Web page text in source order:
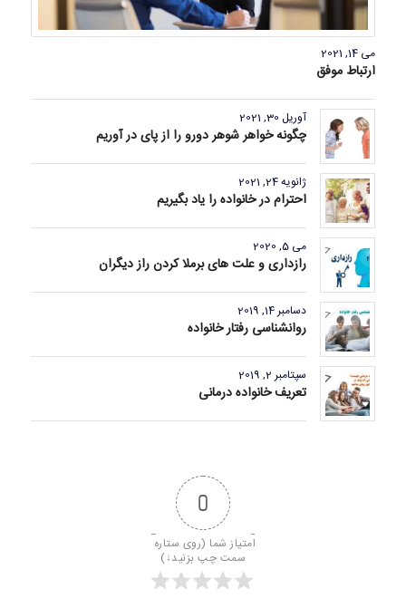
می 14, 2021
ارتباط موفق
آوریل 30, 2021
چگونه خواهر شوهر دورو را از پای در آوریم
ژانویه 24, 2021
احترام در خانواده را یاد بگیریم
می 5, 2020
رازداری و علت های برملا کردن راز دیگران
دسامبر 14, 2019
روانشناسی رفتار خانواده
سپتامبر 2, 2019
تعریف خانواده درمانی
0
امتیاز شما (روی ستاره
سمت چپ بزنید↓)